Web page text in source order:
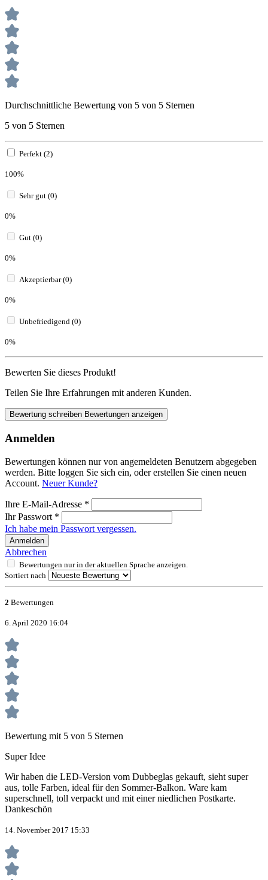
Durchschnittliche Bewertung von 5 von 5 Sternen
5 von 5 Sternen
Perfekt (2)
100%
Sehr gut (0)
0%
Gut (0)
0%
Akzeptierbar (0)
0%
Unbefriedigend (0)
0%
Bewerten Sie dieses Produkt!
Teilen Sie Ihre Erfahrungen mit anderen Kunden.
Bewertung schreiben Bewertungen anzeigen
Anmelden
Bewertungen können nur von angemeldeten Benutzern abgegeben
werden. Bitte loggen Sie sich ein, oder erstellen Sie einen neuen
Account. Neuer Kunde?
Ihre E-Mail-Adresse *
Ihr Passwort *
Ich habe mein Passwort vergessen.
Anmelden
Abbrechen
Bewertungen nur in der aktuellen Sprache anzeigen.
Sortiert nach
2 Bewertungen
6. April 2020 16:04
Bewertung mit 5 von 5 Sternen
Super Idee
Wir haben die LED-Version vom Dubbeglas gekauft, sieht super
aus, tolle Farben, ideal für den Sommer-Balkon. Ware kam
superschnell, toll verpackt und mit einer niedlichen Postkarte.
Dankeschön
14. November 2017 15:33